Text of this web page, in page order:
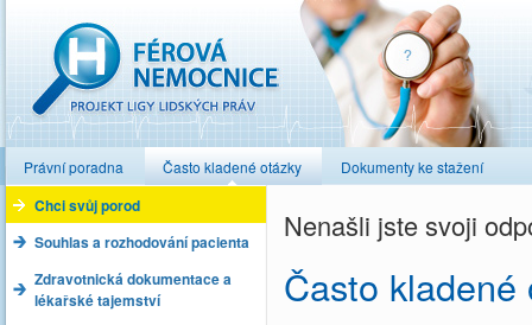
Právní poradna Často kladené otázky Dokumenty ke stažení
Chci svůj porod
Souhlas a rozhodování pacienta
Zdravotnická dokumentace a
lékařské tajemství
Nenašli jste svoji
Často kladené